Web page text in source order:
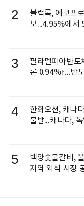
2
블랙록, 에코프
보...4.95%에서
3
필라델피아반도
론 0.94%↑...반
4
한화오션, 캐나
불발...캐나다,
5
백양숯불갈비,
지역 외식 시장